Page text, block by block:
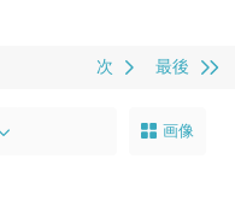
最後
次
画像